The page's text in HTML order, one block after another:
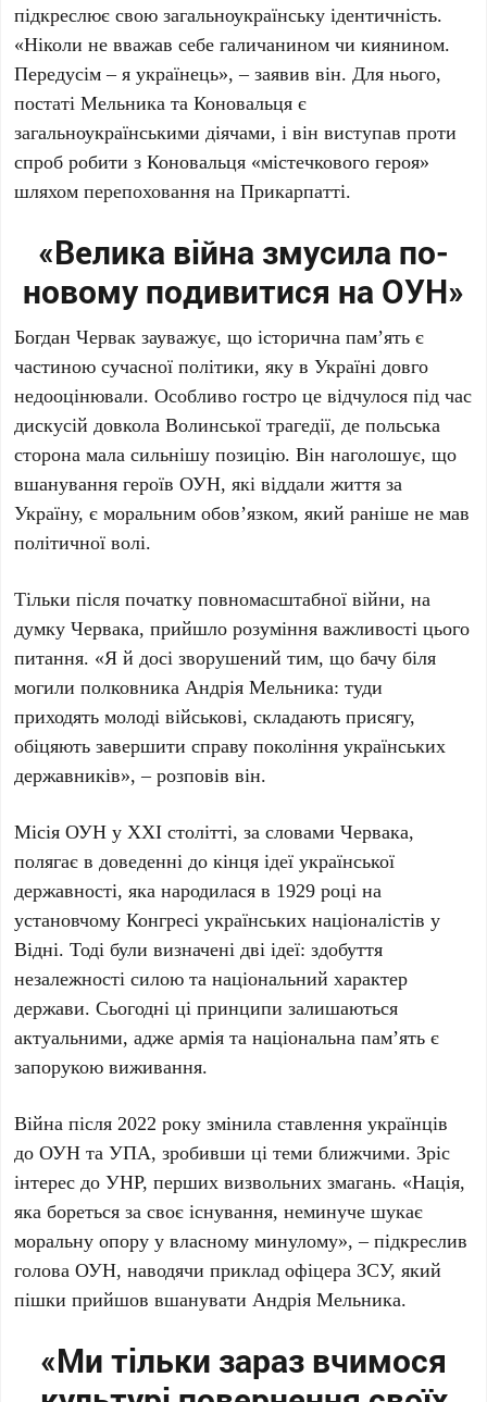
підкреслює свою загальноукраїнську ідентичність.
«Ніколи не вважав себе галичанином чи киянином.
Передусім – я українець», – заявив він. Для нього,
постатіМельника таКоновальця є
загальноукраїнськими діячами, і він виступав проти
спроб робити зКоновальця «містечкового героя»
шляхом перепоховання наПрикарпатті.
«Велика війна змусила по-
новому подивитися на ОУН»
Богдан Червак зауважує, що історична пам’ять є
частиною сучасної політики, яку в Україні довго
недооцінювали. Особливо гостро це відчулося під час
дискусій довкола Волинської трагедії, де польська
сторона мала сильнішу позицію. Він наголошує, що
вшанування героїв ОУН, які віддали життя за
Україну, є моральним обов’язком, який раніше не мав
політичної волі.
Тільки після початку повномасштабної війни, на
думкуЧервака, прийшло розуміння важливості цього
питання. «Я й досі зворушений тим, що бачу біля
могили полковникаАндрія Мельника: туди
приходять молоді військові, складають присягу,
обіцяють завершити справу покоління українських
державників», – розповів він.
Місія ОУН уXXI столітті, за словамиЧервака,
полягає в доведенні до кінця ідеї української
державності, яка народилася в 1929 році на
установчому Конгресі українських націоналістів у
Відні. Тоді були визначені дві ідеї: здобуття
незалежності силою та національний характер
держави. Сьогодні ці принципи залишаються
актуальними, адже армія та національна пам’ять є
запорукою виживання.
Війна після2022 року змінила ставлення українців
до ОУН та УПА, зробивши ці теми ближчими. Зріс
інтерес до УНР, перших визвольних змагань. «Нація,
яка бореться за своє існування, неминуче шукає
моральну опору у власному минулому», – підкреслив
голова ОУН, наводячи приклад офіцера ЗСУ, який
пішки прийшов вшануватиАндрія Мельника.
«Ми тільки зараз вчимося